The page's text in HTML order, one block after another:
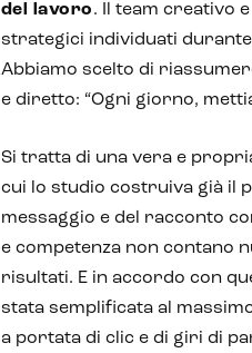
del lavoro. Il team creativo
strategici individuati
Abbiamo scelto di
e diretto: “Ogni giorno,
Si tratta di una vera e
cui lo studio costruiva già il
messaggio e del racconto
e competenza non contano
risultati. E in accordo con
stata semplificata al
a portata di clic e di giri di